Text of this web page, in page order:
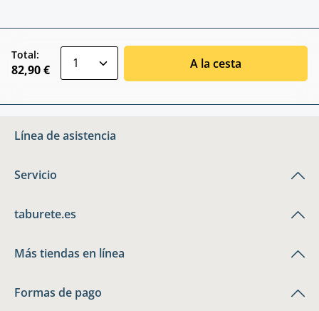
Total:
82,90 € A la cesta
Línea de asistencia
Servicio
taburete.es
Más tiendas en línea
Formas de pago